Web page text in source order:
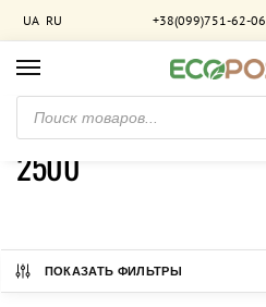
UA RU +38(099)751-62-06
Главная / Товар Количество в ящике (шт)
2500
ПОКАЗАТЬ ФИЛЬТРЫ